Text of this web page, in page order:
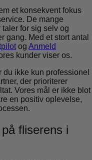
et konsekvent fokus
De mange
for sig selv og
gang. Med et stort antal
og Anmeld
kunder viser os.
ikke kun professionel
der prioriterer
Vores mål er ikke blot
en positiv oplevelse,
fliserens i